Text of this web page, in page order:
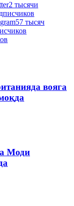
2 тысячи
57 тысяч
вояга
Моди